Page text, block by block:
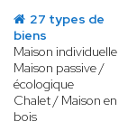
27 types de
biens
Maison individuelle
Maison passive /
écologique
Chalet / Maison en
bois